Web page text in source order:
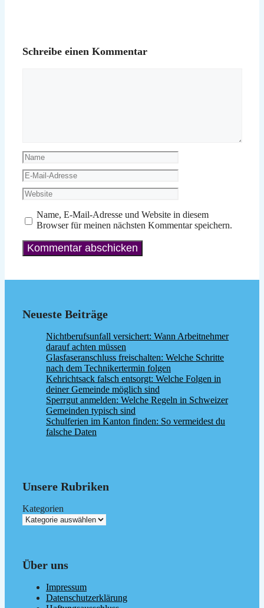
Schreibe einen Kommentar
Name
E-
Mail-
Adresse
Website
Name, E-Mail-Adresse und Website in diesem
Browser für meinen nächsten Kommentar speichern.
Neueste Beiträge
Nichtberufsunfall versichert: Wann Arbeitnehmer
darauf achten müssen
Glasfaseranschluss freischalten: Welche Schritte
nach dem Technikertermin folgen
Kehrichtsack falsch entsorgt: Welche Folgen in
deiner Gemeinde möglich sind
Sperrgut anmelden: Welche Regeln in Schweizer
Gemeinden typisch sind
Schulferien im Kanton finden: So vermeidest du
falsche Daten
Unsere Rubriken
Kategorien
Über uns
Impressum
Datenschutzerklärung